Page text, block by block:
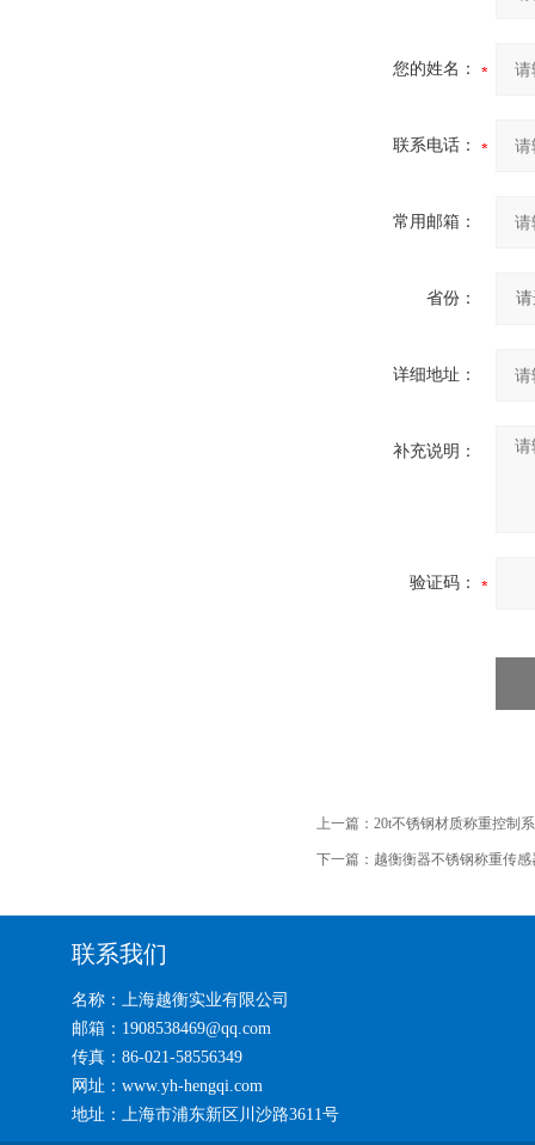
您的姓名：
联系电话：
常用邮箱：
省份：
详细地址：
补充说明：
验证码：
上一篇： 20t不锈钢材质称重控制
下一篇： 越衡衡器不锈钢称重传
联系我们
名称：上海越衡实业有限公司
邮箱：1908538469@qq.com
传真：86-021-58556349
网址：www.yh-hengqi.com
地址：上海市浦东新区川沙路3611号